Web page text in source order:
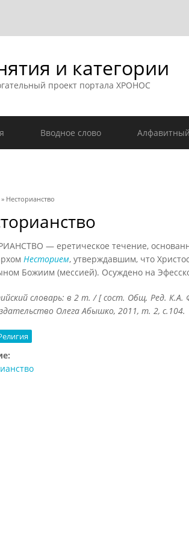
и категории
проект портала ХРОНОС
Вводное слово
» Несторианство
— еретическое течение,
Несторием, утверждавшим, что
Божиим (мессией). Осуждено на
словарь: в 2 т. / [ сост. Общ. Ред.
Олега Абышко, 2011, т. 2, с.104.